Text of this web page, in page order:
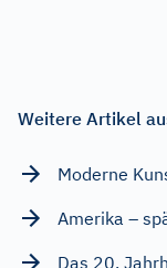
Weitere Artikel
Moderne
Amerika –
Das 20.